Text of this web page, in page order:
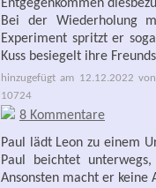
Entgegenkommen
Bei der Wiederholung
Experiment spritzt er
Kuss besiegelt ihre
hinzugefügt am 12.12.2022
10724
8 Kommentare
Paul lädt Leon zu einem
Paul beichtet
Ansonsten macht er keine